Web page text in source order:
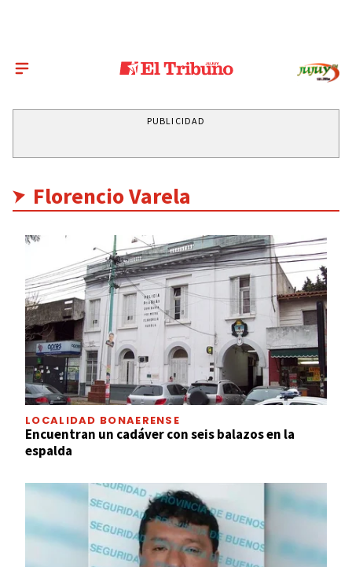
PUBLICIDAD
Florencio Varela
LOCALIDAD BONAERENSE
Encuentran un cadáver con seis balazos en la
espalda